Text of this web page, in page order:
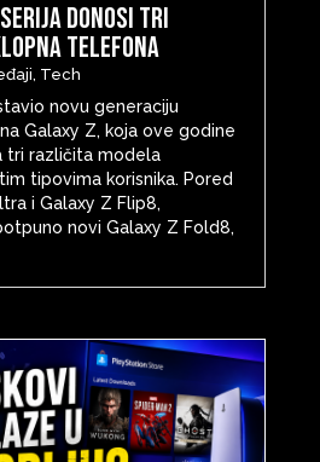
serija donosi tri
telefona
, Tech
novu generaciju
Galaxy Z, koja ove godine
tri različita modela
tipovima korisnika. Pored
i Galaxy Z Flip8,
novi Galaxy Z Fold8,